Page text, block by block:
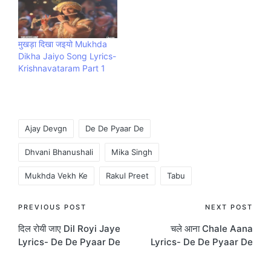
मुखड़ा दिखा जइयो Mukhda
Dikha Jaiyo Song Lyrics-
Krishnavataram Part 1
Ajay Devgn De De Pyaar De
Dhvani Bhanushali Mika Singh
Mukhda Vekh Ke Rakul Preet Tabu
Post
navigation
PREVIOUS POST
दिल रोयी जाए Dil Royi Jaye
Lyrics- De De Pyaar De
NEXT POST
चले आना Chale Aana
Lyrics- De De Pyaar De